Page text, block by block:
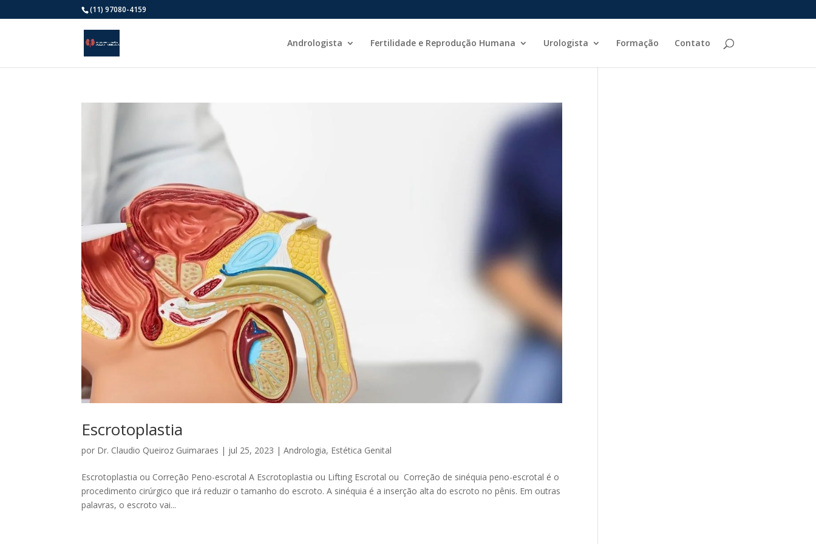
(11) 97080-4159
Andrologista Fertilidade e Reprodução Humana Urologista Formação Contato
Escrotoplastia
por Dr. Claudio Queiroz Guimaraes | jul 25, 2023 |Andrologia, Estética Genital
Escrotoplastia ou Correção Peno-escrotal A Escrotoplastia ou Lifting Escrotal ou Correção de sinéquia peno-escrotal é o
procedimento cirúrgico que irá reduzir o tamanho do escroto. A sinéquia é a inserção alta do escroto no pênis. Em outras
palavras, o escroto vai...